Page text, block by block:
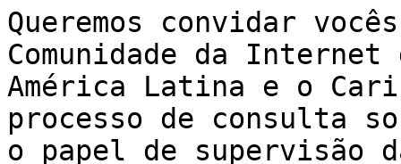
Queremos convidar
Comunidade da
América Latina e o
processo de consulta
o papel de supervisão